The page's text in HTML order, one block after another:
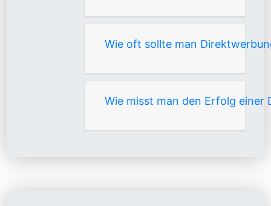
Wie oft sollte man
Wie misst man den Erfolg